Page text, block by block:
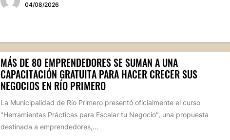
04/08/2026
MÁS DE 80 EMPRENDEDORES SE SUMAN A UNA
CAPACITACIÓN GRATUITA PARA HACER CRECER SUS
NEGOCIOS EN RÍO PRIMERO
La Municipalidad de Río Primero presentó oficialmente el curso
"Herramientas Prácticas para Escalar tu Negocio", una propuesta
destinada a emprendedores,...